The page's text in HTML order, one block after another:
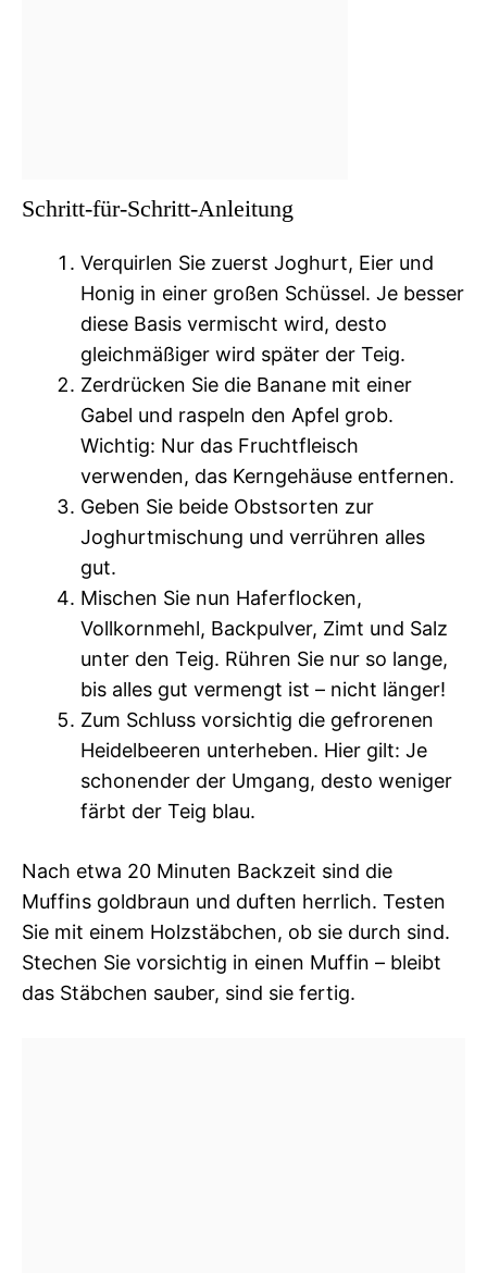
Schritt-für-Schritt-Anleitung
Verquirlen Sie zuerst Joghurt, Eier und
Honig in einer großen Schüssel. Je besser
diese Basis vermischt wird, desto
gleichmäßiger wird später der Teig.
Zerdrücken Sie die Banane mit einer
Gabel und raspeln den Apfel grob.
Wichtig: Nur das Fruchtfleisch
verwenden, das Kerngehäuse entfernen.
Geben Sie beide Obstsorten zur
Joghurtmischung und verrühren alles
gut.
Mischen Sie nun Haferflocken,
Vollkornmehl, Backpulver, Zimt und Salz
unter den Teig. Rühren Sie nur so lange,
bis alles gut vermengt ist – nicht länger!
Zum Schluss vorsichtig die gefrorenen
Heidelbeeren unterheben. Hier gilt: Je
schonender der Umgang, desto weniger
färbt der Teig blau.
Nach etwa 20 Minuten Backzeit sind die
Muffins goldbraun und duften herrlich. Testen
Sie mit einem Holzstäbchen, ob sie durch sind.
Stechen Sie vorsichtig in einen Muffin – bleibt
das Stäbchen sauber, sind sie fertig.